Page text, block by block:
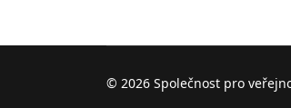
© 2026 Společnost pro